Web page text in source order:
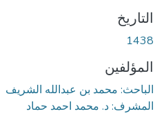
التاريخ
1438
المؤلفين
الباحث: محمد بن عبدالله الشريف
المشرف: د. محمد احمد حماد